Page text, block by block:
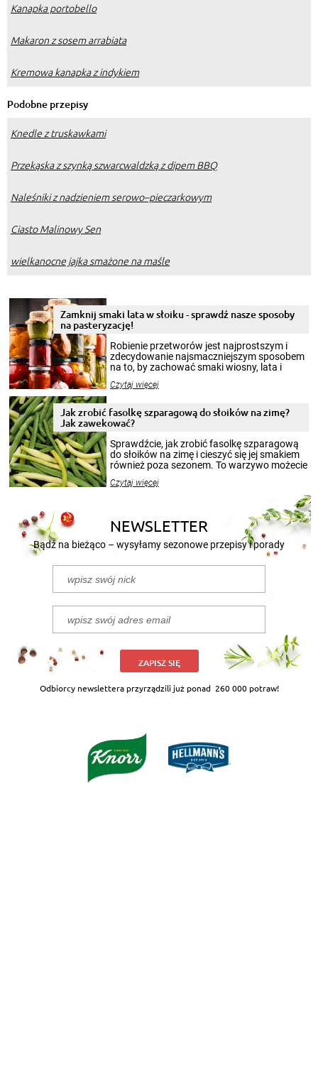
Kanapka portobello
Makaron z sosem arrabiata
Kremowa kanapka z indykiem
Podobne przepisy
Knedle z truskawkami
Przekąska z szynką szwarcwaldzką z dipem BBQ
Naleśniki z nadzieniem serowo–pieczarkowym
Ciasto Malinowy Sen
wielkanocne jajka smażone na maśle
Zamknij smaki lata w słoiku - sprawdź nasze sposoby
na pasteryzację!
Robienie przetworów jest najprostszym i
zdecydowanie najsmaczniejszym sposobem
na to, by zachować smaki wiosny, lata i
krajobrazów, by cieszyć nimi oko w sezonie
pełni poczuć atmosferę cieplejszych
miesięcy. Przygotowanie słoików ze
patenty, które pozwolą zachować świeżość
przetworów.
Czytaj więcej
Jak zrobić fasolkę szparagową do słoików na zimę?
Jak zawekować?
Sprawdźcie, jak zrobić fasolkę szparagową
do słoików na zimę i cieszyć się jej smakiem
również poza sezonem. To warzywo możecie
nasze propozycje!
Czytaj więcej
NEWSLETTER
Bądź na bieżąco – wysyłamy sezonowe przepisy i porady
ZAPISZ SIĘ
Odbiorcy newslettera przyrządzili już ponad 260 000 potraw!